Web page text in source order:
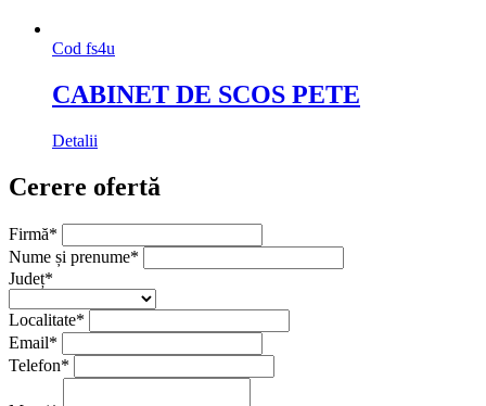
Cod fs4u
CABINET DE SCOS PETE
Detalii
Cerere ofertă
Firmă*
Nume și prenume*
Județ*
Localitate*
Email*
Telefon*